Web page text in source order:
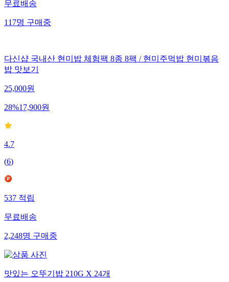
무료배송
117명구매중
다신샵 국내산 현미밥 체험팩 8종 8팩 / 현미주먹밥 현미볶음
밥 맛보기
25,000원
28%17,900원
4.7
(6)
537적립
무료배송
2,248명구매중
맛있는 오뚜기밥 210G X 24개